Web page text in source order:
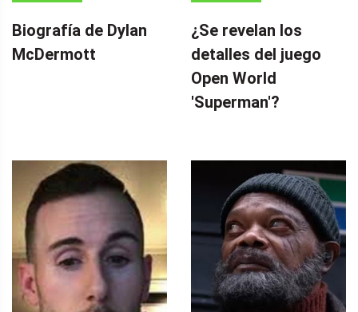
Biografía de Dylan
McDermott
¿Se revelan los
detalles del juego
Open World
'Superman'?